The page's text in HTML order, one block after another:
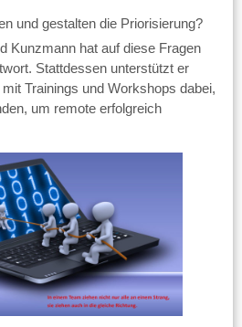
und gestalten die Priorisierung?
Kunzmann hat auf diese Fragen
Stattdessen unterstützt er
Trainings und Workshops dabei,
um remote erfolgreich